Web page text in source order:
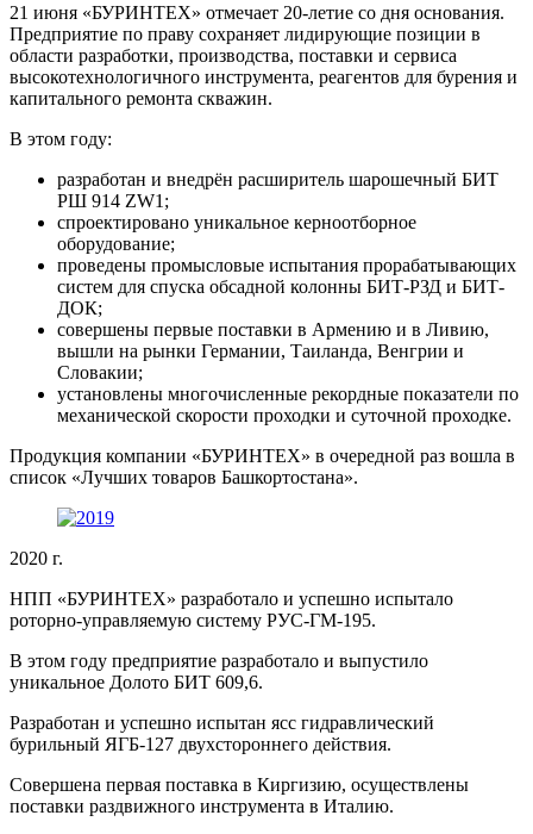
21 июня «БУРИНТЕХ» отмечает 20-летие со дня основания.
Предприятие по праву сохраняет лидирующие позиции в
области разработки, производства, поставки и сервиса
высокотехнологичного инструмента, реагентов для бурения и
капитального ремонта скважин.
В этом году:
разработан и внедрён расширитель шарошечный БИТ
РШ 914 ZW1;
спроектировано уникальное керноотборное
оборудование;
проведены промысловые испытания прорабатывающих
систем для спуска обсадной колонны БИТ-РЗД и БИТ-
ДОК;
совершены первые поставки в Армению и в Ливию,
вышли на рынки Германии, Таиланда, Венгрии и
Словакии;
установлены многочисленные рекордные показатели по
механической скорости проходки и суточной проходке.
Продукция компании «БУРИНТЕХ» в очередной раз вошла в
список «Лучших товаров Башкортостана».
2020 г.
НПП «БУРИНТЕХ» разработало и успешно испытало
роторно-управляемую систему РУС-ГМ-195.
В этом году предприятие разработало и выпустило
уникальное Долото БИТ 609,6.
Разработан и успешно испытан ясс гидравлический
бурильный ЯГБ-127 двухстороннего действия.
Совершена первая поставка в Киргизию, осуществлены
поставки раздвижного инструмента в Италию.